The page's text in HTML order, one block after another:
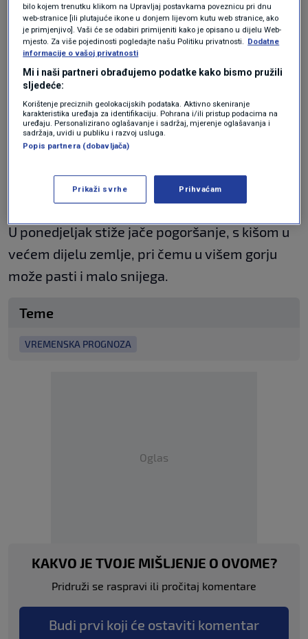
sunčaniji vikend.
Već danas će biti više sunčanih radzoblja u
odnosu na jučer, s tim da će istok zemlje biti
pretežno oblačan.
Za vikend uglavnom sunčano, iako treba uzeti
dulje zadržavati, osobito u nedjelju.
U ponedjeljak stiže jače pogoršanje, s kišom u
većem dijelu zemlje, pri čemu u višem gorju
može pasti i malo snijega.
Teme
VREMENSKA PROGNOZA
Oglas
KAKVO JE TVOJE MIŠLJENJE O OVOME?
Pridruži se raspravi ili pročitaj komentare
Budi prvi koji će ostaviti komentar
bilo kojem trenutku klikom na Upravljaj postavkama poveznicu pri dnu
web-stranice [ili plutajuće ikone u donjem lijevom kutu web stranice, ako
je primjenjivo]. Vaši će se odabiri primijeniti kako je opisano u dijelu Web-
mjesto. Za više pojedinosti pogledajte našu Politiku privatnosti.
Dodatne
informacije o vašoj privatnosti
Mi i naši partneri obrađujemo podatke kako bismo pružili
sljedeće:
Korištenje preciznih geolokacijskih podataka. Aktivno skeniranje
karakteristika uređaja za identifikaciju. Pohrana i/ili pristup podacima na
uređaju. Personalizirano oglašavanje i sadržaj, mjerenje oglašavanja i
sadržaja, uvidi u publiku i razvoj usluga.
Popis partnera (dobavljača)
Prikaži svrhe Prihvaćam